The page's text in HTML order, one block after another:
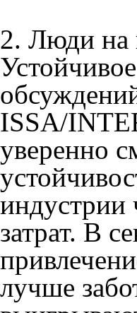
2. Люди на
ISSA/
уверенно
индустрии
затрат. В
лучше